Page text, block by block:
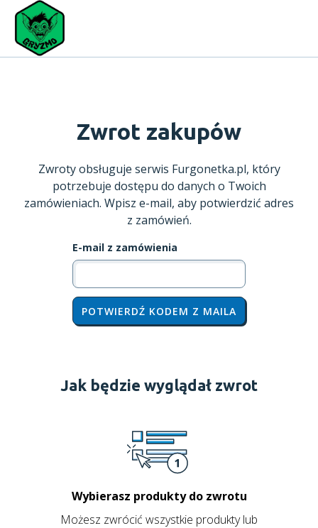
Zwrot zakupów
Zwroty obsługuje serwis Furgonetka.pl, który
potrzebuje dostępu do danych o Twoich
zamówieniach. Wpisz e-mail, aby potwierdzić adres
z zamówień.
E-mail z zamówienia
POTWIERDŹ KODEM Z MAILA
Jak będzie wyglądał zwrot
Wybierasz produkty do zwrotu
Możesz zwrócić wszystkie produkty lub